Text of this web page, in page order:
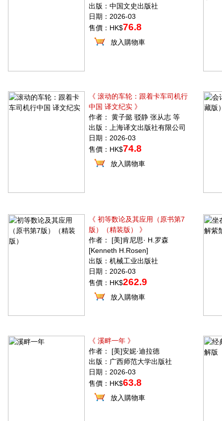
出版：中国文史出版社
日期：2026-03
售價：HK$76.8
放入購物車
《 滚动的车轮：跟着卡车司机行
中国 译文纪实 》
作者： 黄子懿 驳静 张从志 等
出版：上海译文出版社有限公司
日期：2026-03
售價：HK$74.8
放入購物車
《 初等数论及其应用（原书第7
版）（精装版） 》
作者： [美]肯尼思· H.罗森
[Kenneth H.Rosen]
出版：机械工业出版社
日期：2026-03
售價：HK$262.9
放入購物車
《 溪畔一年 》
作者： [美]安妮·迪拉德
出版：广西师范大学出版社
日期：2026-03
售價：HK$63.8
放入購物車